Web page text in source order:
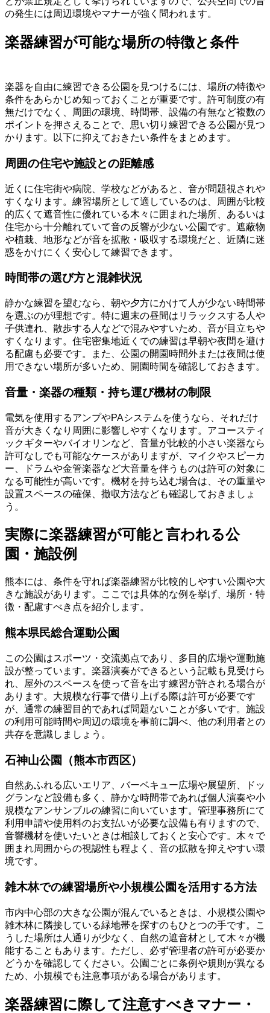
の発生には周辺環境やマナーが強く問われます。
楽器練習が可能な場所の特徴と条件
楽器を自由に練習できる公園を見つけるには、場所の特徴や
条件をあらかじめ知っておくことが重要です。許可制度の有
無だけでなく、周囲の環境、時間帯、設備の有無など複数の
ポイントを押さえることで、思い切り練習できる公園が見つ
かります。以下に抑えておきたい条件をまとめます。
周囲の住宅や施設との距離感
近くに住宅街や病院、学校などがあると、音が問題視されや
すくなります。練習場所として適しているのは、周囲が比較
的広くて遮音性に優れている木々に囲まれた場所、あるいは
住宅から十分離れていて音の反響が少ない公園です。遮蔽物
や植栽、地形などが音を拡散・吸収する環境だと、近隣に迷
惑をかけにくく安心して練習できます。
時間帯の選び方と混雑状況
静かな練習を望むなら、朝や夕方にかけて人が少ない時間帯
を選ぶのが理想です。特に週末の昼間はリラックスする人や
子供連れ、散歩する人などで混みやすいため、音が目立ちや
すくなります。住宅密集地近くでの練習は早朝や夜間を避け
る配慮も必要です。また、公園の開園時間外または夜間は使
用できない場所が多いため、開園時間を確認しておきます。
音量・楽器の種類・持ち運び機材の制限
電気を使用するアンプやPAシステムを使うなら、それだけ
音が大きくなり周囲に影響しやすくなります。アコースティ
ックギターやバイオリンなど、音量が比較的小さい楽器なら
許可なしでも可能なケースがありますが、マイクやスピーカ
ー、ドラムや金管楽器など大音量を伴うものは許可の対象に
なる可能性が高いです。機材を持ち込む場合は、その重量や
設置スペースの確保、撤収方法なども確認しておきましょ
う。
実際に楽器練習が可能と言われる公
園・施設例
熊本には、条件を守れば楽器練習が比較的しやすい公園や大
きな施設があります。ここでは具体的な例を挙げ、場所・特
徴・配慮すべき点を紹介します。
熊本県民総合運動公園
この公園はスポーツ・交流拠点であり、多目的広場や運動施
設が整っています。楽器演奏ができるという記載も見受けら
れ、屋外のスペースを使って音を出す練習が許される場合が
あります。大規模な行事で借り上げる際は許可が必要です
が、通常の練習目的であれば問題ないことが多いです。施設
の利用可能時間や周辺の環境を事前に調べ、他の利用者との
共存を意識しましょう。
石神山公園（熊本市西区）
自然あふれる広いエリア、バーベキュー広場や展望所、ドッ
グランなど設備も多く、静かな時間帯であれば個人演奏や小
規模なアンサンブルの練習に向いています。管理事務所にて
利用申請や使用料のお支払いが必要な設備も有りますので、
音響機材を使いたいときは相談しておくと安心です。木々で
囲まれ周囲からの視認性も程よく、音の拡散を抑えやすい環
境です。
雑木林での練習場所や小規模公園を活用する方法
市内中心部の大きな公園が混んでいるときは、小規模公園や
雑木林に隣接している緑地帯を探すのもひとつの手です。こ
うした場所は人通りが少なく、自然の遮音材として木々が機
能することもあります。ただし、必ず管理者の許可が必要か
どうかを確認してください。公園ごとに条例や規則が異なる
ため、小規模でも注意事項がある場合があります。
楽器練習に際して注意すべきマナー・